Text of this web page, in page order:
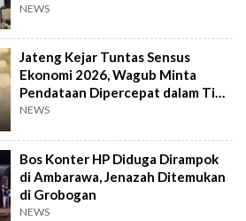
NEWS
Jateng Kejar Tuntas Sensus
Ekonomi 2026, Wagub Minta
Pendataan Dipercepat dalam Tiga
Pekan
NEWS
Bos Konter HP Diduga Dirampok
di Ambarawa, Jenazah Ditemukan
di Grobogan
NEWS